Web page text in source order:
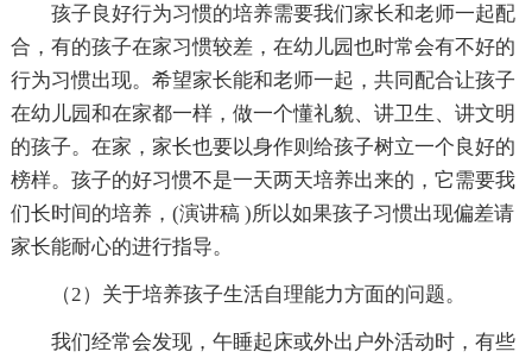
孩子良好行为习惯的培养需要我们家长和老师一起配
合，有的孩子在家习惯较差，在幼儿园也时常会有不好的
行为习惯出现。希望家长能和老师一起，共同配合让孩子
在幼儿园和在家都一样，做一个懂礼貌、讲卫生、讲文明
的孩子。在家，家长也要以身作则给孩子树立一个良好的
榜样。孩子的好习惯不是一天两天培养出来的，它需要我
们长时间的培养，(演讲稿 )所以如果孩子习惯出现偏差请
家长能耐心的进行指导。
（2）关于培养孩子生活自理能力方面的问题。
我们经常会发现，午睡起床或外出户外活动时，有些